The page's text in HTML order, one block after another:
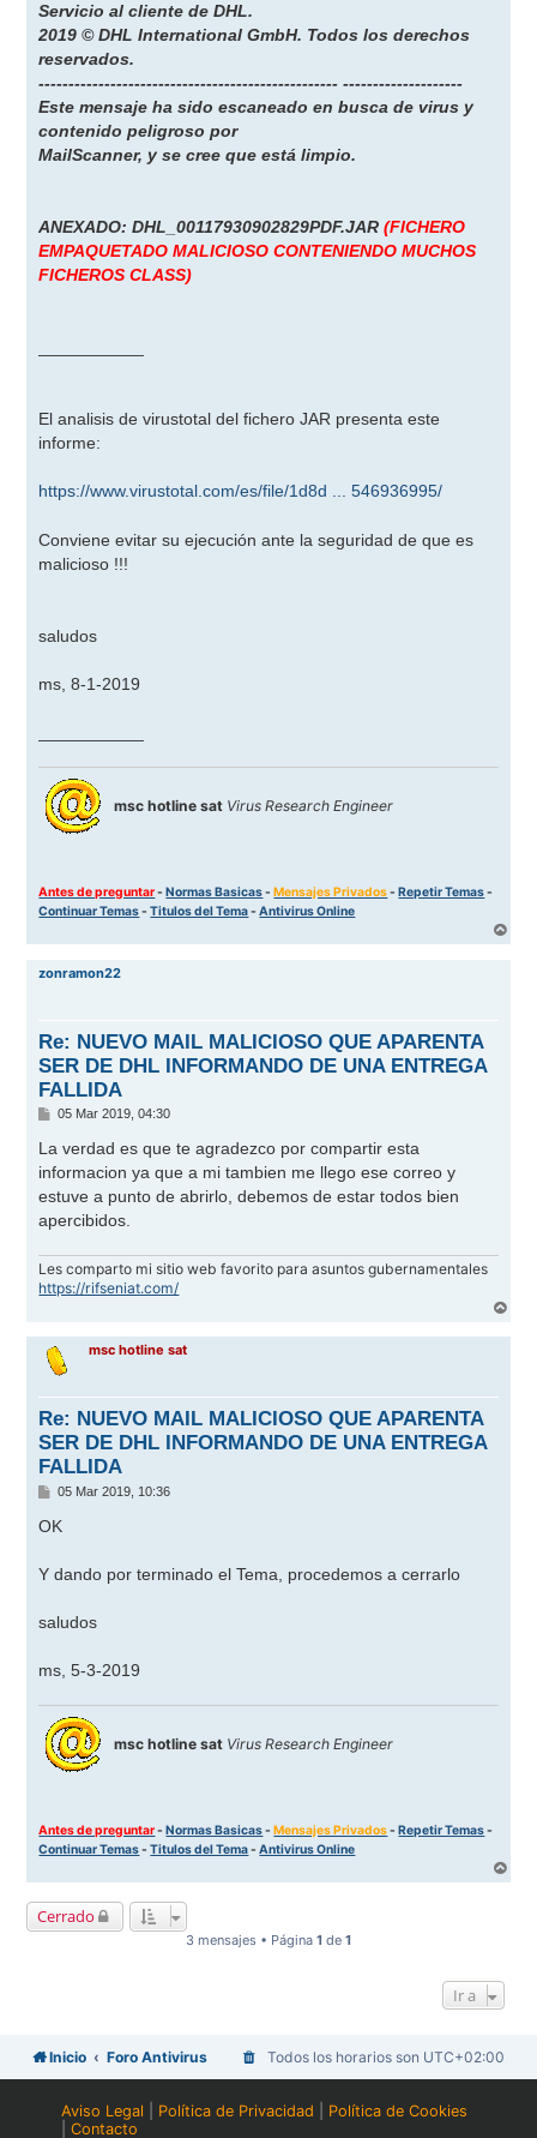
Servicio al cliente de DHL.
2019 © DHL International GmbH. Todos los derechos
reservados.
-------------------------------------------------- --------------------
Este mensaje ha sido escaneado en busca de virus y
contenido peligroso por
MailScanner, y se cree que está limpio.
ANEXADO: DHL_00117930902829PDF.JAR(FICHERO
EMPAQUETADO MALICIOSO CONTENIENDO MUCHOS
FICHEROS CLASS)
El analisis de virustotal del fichero JAR presenta este
informe:
https://www.virustotal.com/es/file/1d8d ... 546936995/
Conviene evitar su ejecución ante la seguridad de que es
malicioso !!!
saludos
ms, 8-1-2019
msc hotline sat Virus Research Engineer
Antes de preguntar-Normas Basicas-Mensajes Privados-Repetir Temas-
Continuar Temas-Titulos del Tema-Antivirus Online
r
zonramon22
Re: NUEVO MAIL MALICIOSO QUE APARENTA
SER DE DHL INFORMANDO DE UNA ENTREGA
FALLIDA
M
n
a
j
e
05 Mar 2019, 04:30
La verdad es que te agradezco por compartir esta
informacion ya que a mi tambien me llego ese correo y
estuve a punto de abrirlo, debemos de estar todos bien
apercibidos.
Les comparto mi sitio web favorito para asuntos gubernamentales
https://rifseniat.com/
r
msc hotline sat
Re: NUEVO MAIL MALICIOSO QUE APARENTA
SER DE DHL INFORMANDO DE UNA ENTREGA
FALLIDA
M
n
e
05 Mar 2019, 10:36
OK
Y dando por terminado el Tema, procedemos a cerrarlo
saludos
ms, 5-3-2019
msc hotline sat Virus Research Engineer
Antes de preguntar-Normas Basicas-Mensajes Privados-Repetir Temas-
Continuar Temas-Titulos del Tema-Antivirus Online
r
Cerrado
3 mensajes • Página 1 de 1
Ir a
Inicio Foro Antivirus Todos los horarios son UTC+02:00
Aviso Legal Política de Privacidad
Política de Cookies
|Contacto